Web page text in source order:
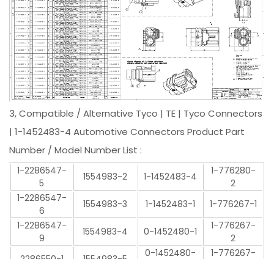
3, Compatible / Alternative Tyco | TE | Tyco Connectors
| 1-1452483-4 Automotive Connectors Product Part
Number / Model Number List :
1-2286547-
5
1554983-2 1-1452483-4
1-776280-
2
1-2286547-
6
1554983-3 1-1452483-1
1-776267-1
1-2286547-
9
1554983-4 0-1452480-1
1-776267-
2
0-1452480- 1-776267-